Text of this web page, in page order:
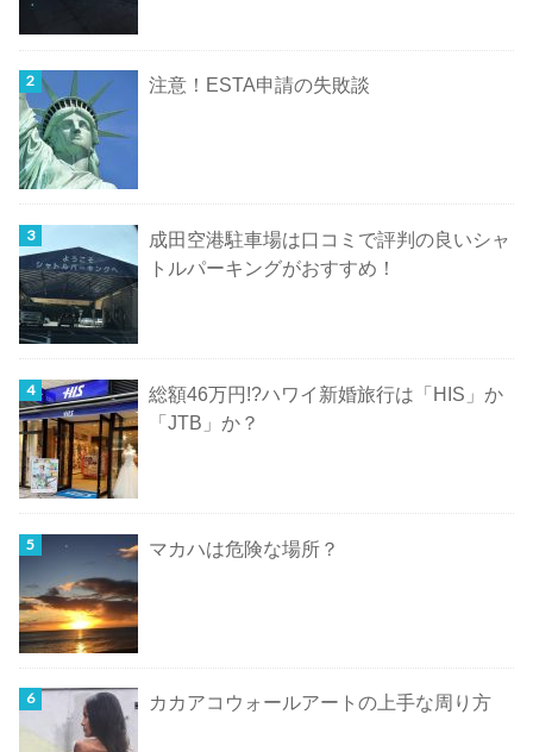
注意！ESTA申請の失敗談
成田空港駐車場は口コミで評判の良いシャ
トルパーキングがおすすめ！
総額46万円!?ハワイ新婚旅行は「HIS」か
「JTB」か？
マカハは危険な場所？
カカアコウォールアートの上手な周り方